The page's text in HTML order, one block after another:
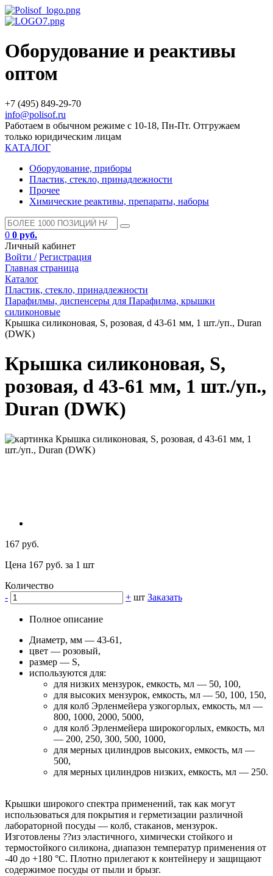
Оборудование и реактивы
оптом
+7 (495) 849-29-70
info@polisof.ru
Работаем в обычном режиме с 10-18, Пн-Пт. Отгружаем
только юридическим лицам
КАТАЛОГ
Оборудование, приборы
Пластик, стекло, принадлежности
Прочее
Химические реактивы, препараты, наборы
0 0 руб.
Личный кабинет
Войти / Регистрация
Главная страница
Каталог
Пластик, стекло, принадлежности
Парафилмы, диспенсеры для Парафилма, крышки
силиконовые
Крышка силиконовая, S, розовая, d 43-61 мм, 1 шт./уп., Duran
(DWK)
Крышка силиконовая, S,
розовая, d 43-61 мм, 1 шт./уп.,
Duran (DWK)
167 руб.
Цена 167 руб. за 1 шт
Количество
-
+ шт Заказать
Полное описание
Диаметр, мм — 43-61,
цвет — розовый,
размер — S,
используются для:
для низких мензурок, емкость, мл — 50, 100,
для высоких мензурок, емкость, мл — 50, 100, 150,
для колб Эрленмейера узкогорлых, емкость, мл —
800, 1000, 2000, 5000,
для колб Эрленмейера широкогорлых, емкость, мл
— 200, 250, 300, 500, 1000,
для мерных цилиндров высоких, емкость, мл —
500,
для мерных цилиндров низких, емкость, мл — 250.
Крышки широкого спектра применений, так как могут
использоваться для покрытия и герметизации различной
лабораторной посуды — колб, стаканов, мензурок.
Изготовлены ??из эластичного, химически стойкого и
термостойкого силикона, диапазон температур применения от
-40 до +180 °C. Плотно прилегают к контейнеру и защищают
содержимое посуды от пыли и брызг.